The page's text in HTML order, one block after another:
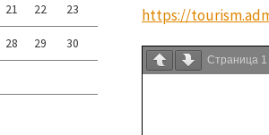
https://
Страница 1
21 22 23
28 29 30